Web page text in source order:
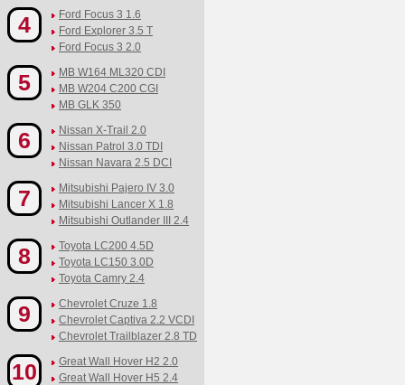
4
Ford Focus 3 1.6
Ford Explorer 3.5 T
Ford Focus 3 2.0
5
MB W164 ML320 CDI
MB W204 C200 CGI
MB GLK 350
6
Nissan X-Trail 2.0
Nissan Patrol 3.0 TDI
Nissan Navara 2.5 DCI
7
Mitsubishi Pajero IV 3.0
Mitsubishi Lancer X 1.8
Mitsubishi Outlander III 2.4
8
Toyota LC200 4.5D
Toyota LC150 3.0D
Toyota Camry 2.4
9
Chevrolet Cruze 1.8
Chevrolet Captiva 2.2 VCDI
Chevrolet Trailblazer 2.8 TD
10
Great Wall Hover H2 2.0
Great Wall Hover H5 2.4